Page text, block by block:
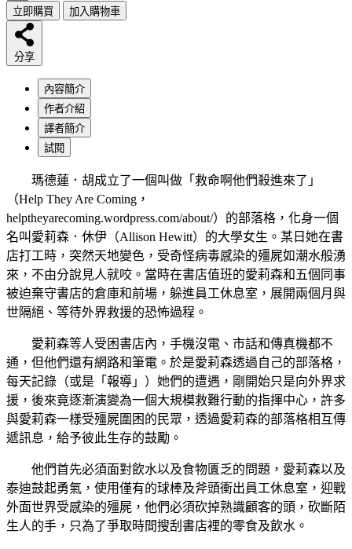
立即購買 加入購物車
分享
內容簡介
作者介紹
譯者簡介
試閱
瑪德蓮．胡成立了一個叫做「救命啊他們殺進來了」
（Help They Are Coming，
helptheyarecoming.wordpress.com/about/）的部落格，化身一個
名叫愛莉森．休伊（Allison Hewitt）的大學女生。某日她在書
店打工時，突然天地變色，受奇怪病毒感染的殭屍如潮水般湧
來，不由分說見人就咬。當時在書店值班的愛莉森和五個同事
被迫棄守書店的倉庫和前場，躲進員工休息室，展開兩個月與
世隔絕、等待外界救援的恐怖過程。
愛莉森等人受困書店內，手機沒電、市話和傳真機都不
通，但他們還有網路和筆電。於是愛莉森透過自己的部落格，
每天記錄（或是「報導」）她們的遭遇，剛開始只是向外界求
援，後來竟逐漸演變為一個大規模救難行動的指揮中心，許多
與愛莉森一樣受殭屍圍困的民眾，透過愛莉森的部落格相互傳
遞訊息，給予彼此生存的鼓勵。
他們首先必須面對飲水以及食物匱乏的問題，愛莉森以及
泰迪鼓起勇氣，使用僅有的球棒及斧頭衝出員工休息室，迎戰
外面世界受感染的殭屍，他們必須砍掉熟識顧客的頭，砍斷陌
生人的手，只為了爭取時間搜刮書店裡的零食及飲水。